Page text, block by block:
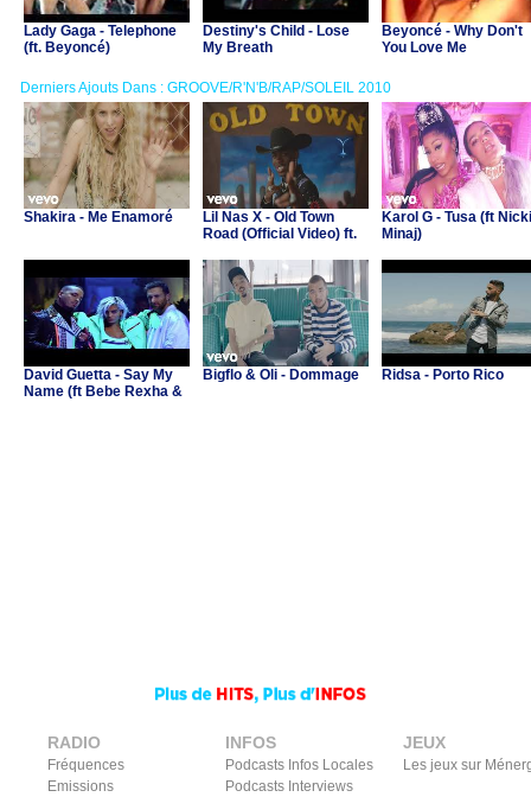
Lady Gaga - Telephone
(ft. Beyoncé)
Destiny's Child - Lose
My Breath
Beyoncé - Why Don't
You Love Me
Derniers Ajouts Dans : GROOVE/R'N'B/RAP/SOLEIL 2010
Shakira - Me Enamoré
Lil Nas X - Old Town
Road (Official Video) ft.
Karol G - Tusa (ft Nicki
Minaj)
David Guetta - Say My
Name (ft Bebe Rexha &
Bigflo & Oli - Dommage Ridsa - Porto Rico
RADIO
Fréquences
Emissions
INFOS
Podcasts Infos Locales
Podcasts Interviews
JEUX
Les jeux sur